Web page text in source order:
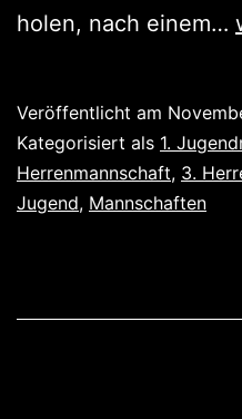
holen, nach einem…
Veröffentlicht am
Kategorisiert als 1.
Herrenmannschaft, 3.
Jugend, Mannschaften